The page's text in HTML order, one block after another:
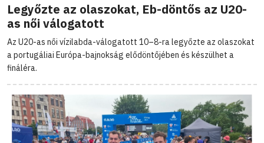
Legyőzte az olaszokat, Eb-döntős az U20-
as női válogatott
Az U20-as női vízilabda-válogatott 10–8-ra legyőzte az olaszokat
a portugáliai Európa-bajnokság elődöntőjében és készülhet a
fináléra.